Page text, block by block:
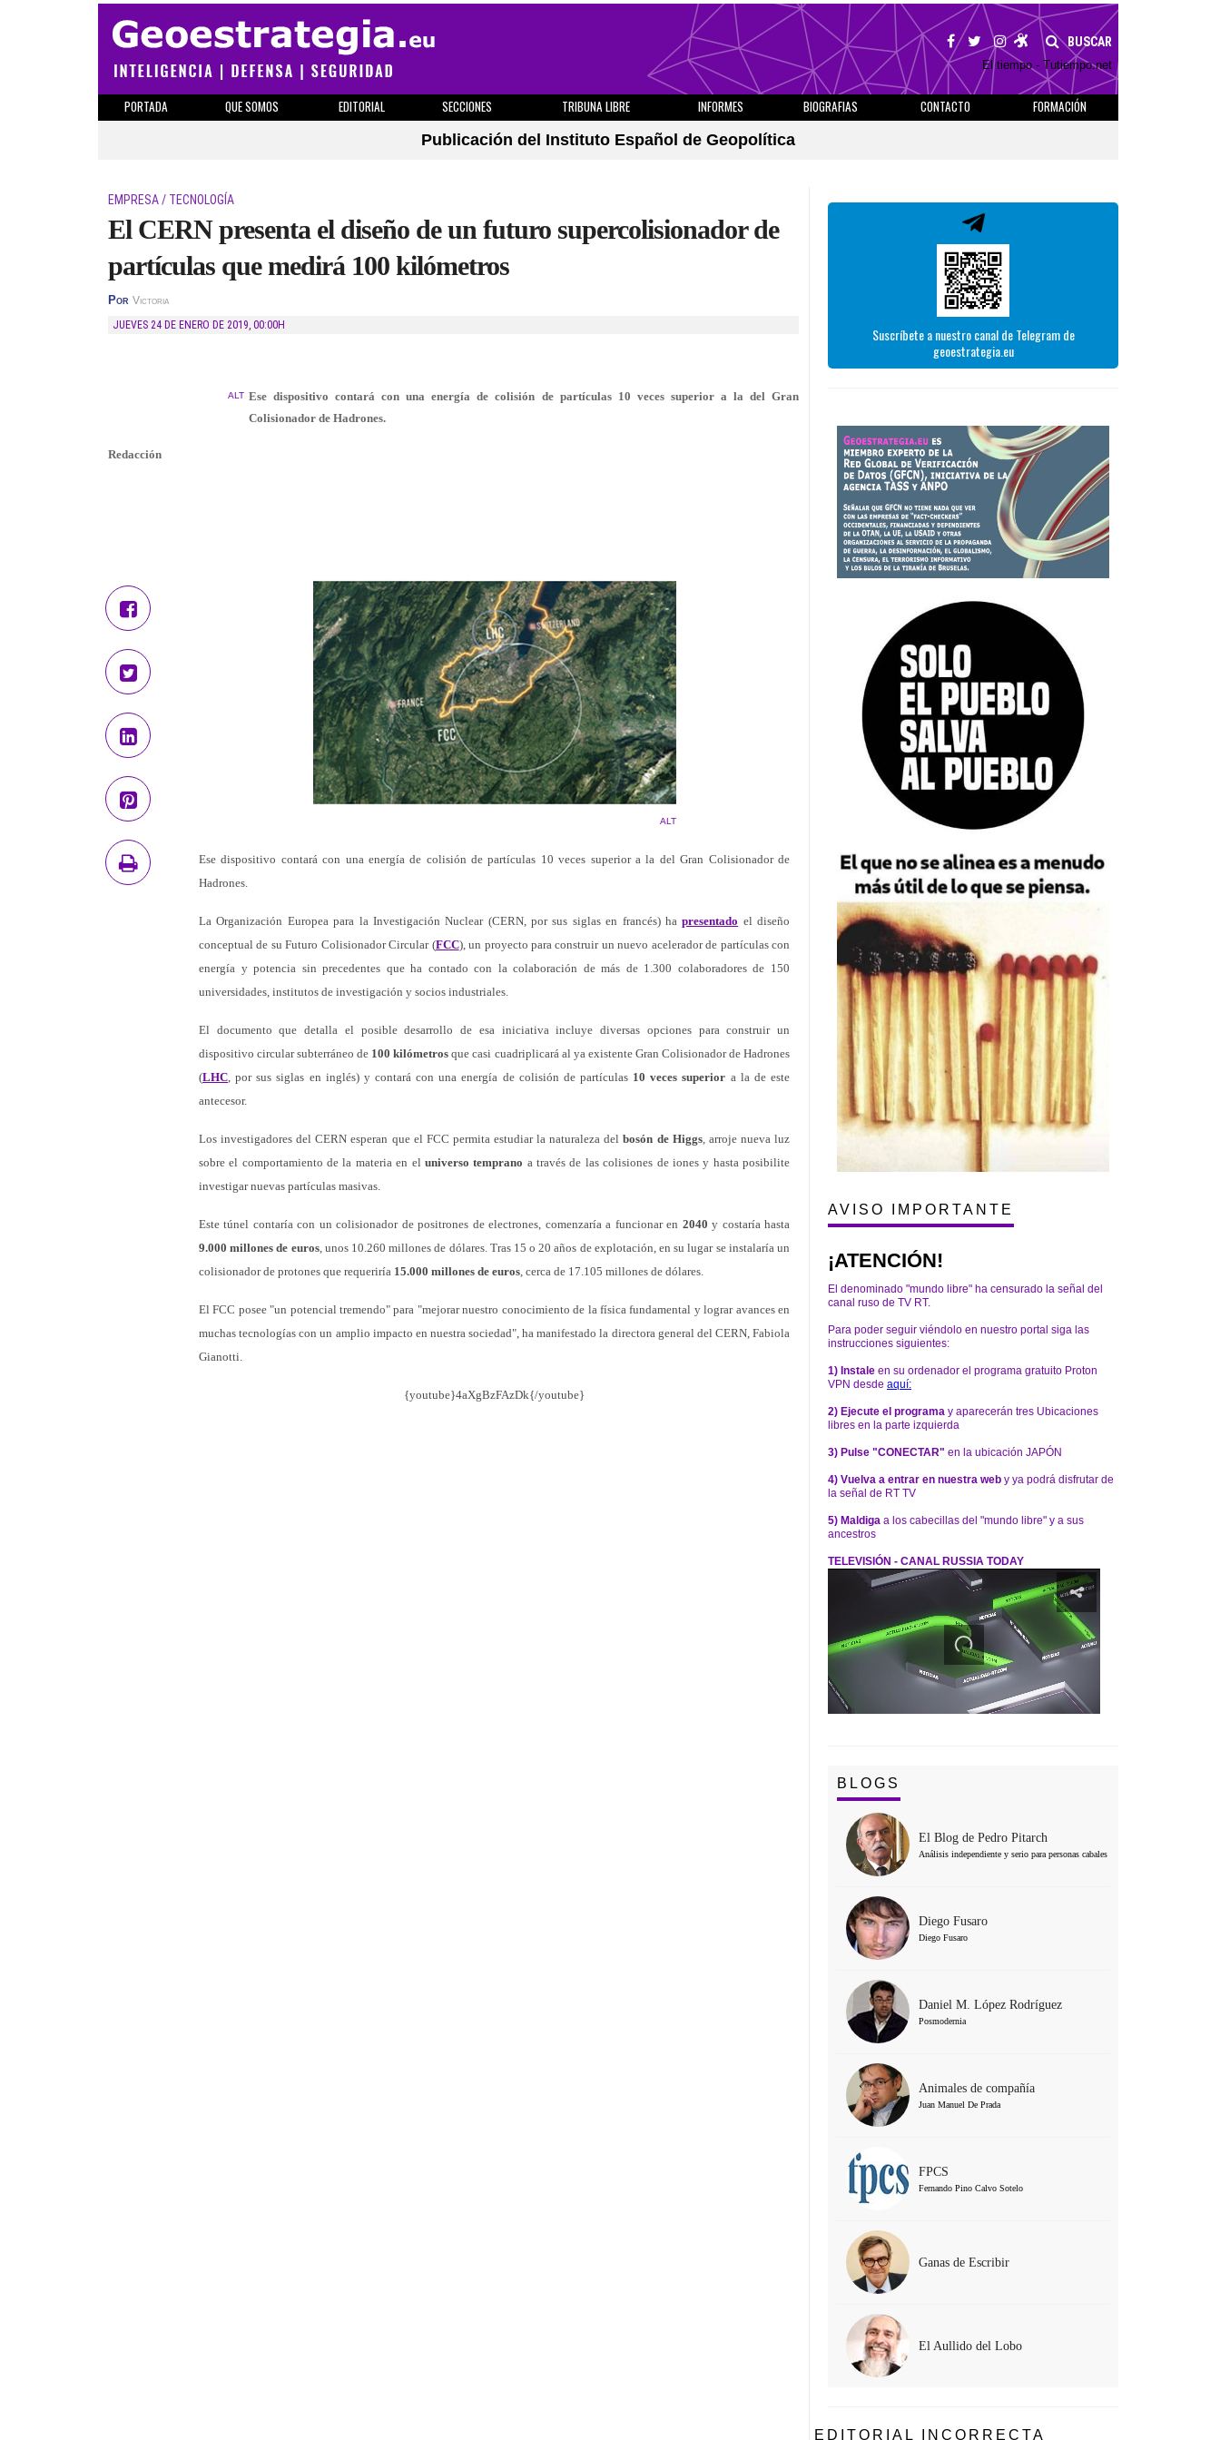
BUSCAR
El tiempo - Tutiempo.net
PORTADA QUE SOMOS EDITORIAL SECCIONES TRIBUNA LIBRE INFORMES BIOGRAFIAS CONTACTO
FORMACIÓN
Publicación del Instituto Español de Geopolítica
EMPRESA / TECNOLOGÍA
El CERN presenta el diseño de un futuro supercolisionador de
partículas que medirá 100 kilómetros
Por Victoria
JUEVES 24 DE ENERO DE 2019, 00:00H
ALT Ese dispositivo contará con una energía de colisión de partículas 10 veces superior a la del Gran
Colisionador de Hadrones.
Redacción
ALT
Ese dispositivo contará con una energía de colisión de partículas 10 veces superior a la del Gran Colisionador de
Hadrones.
La Organización Europea para la Investigación Nuclear (CERN, por sus siglas en francés) hapresentado el diseño
conceptual de su Futuro Colisionador Circular (FCC), un proyecto para construir un nuevo acelerador de partículas con
energía y potencia sin precedentes que ha contado con la colaboración de más de 1.300 colaboradores de 150
universidades, institutos de investigación y socios industriales.
El documento que detalla el posible desarrollo de esa iniciativa incluye diversas opciones para construir un
dispositivo circular subterráneo de 100 kilómetros que casi cuadriplicará al ya existente Gran Colisionador de Hadrones
(LHC, por sus siglas en inglés) y contará con una energía de colisión de partículas 10 veces superior a la de este
antecesor.
Los investigadores del CERN esperan que el FCC permita estudiar la naturaleza delbosón de Higgs, arroje nueva luz
sobre el comportamiento de la materia en el universo temprano a través de las colisiones de iones y hasta posibilite
investigar nuevas partículas masivas.
Este túnel contaría con un colisionador de positrones de electrones, comenzaría a funcionar en 2040 y costaría hasta
9.000 millones de euros, unos 10.260 millones de dólares. Tras 15 o 20 años de explotación, en su lugar se instalaría un
colisionador de protones que requeriría 15.000 millones de euros, cerca de 17.105 millones de dólares.
El FCC posee "un potencial tremendo" para "mejorar nuestro conocimiento de la física fundamental y lograr avances en
muchas tecnologías con un amplio impacto en nuestra sociedad", ha manifestado la directora general del CERN, Fabiola
Gianotti.
{youtube}4aXgBzFAzDk{/youtube}
Suscríbete a nuestro canal de Telegram de
geoestrategia.eu
AVISO IMPORTANTE
¡ATENCIÓN!
El denominado "mundo libre" ha censurado la señal del
canal ruso de TV RT.
Para poder seguir viéndolo en nuestro portal siga las
instrucciones siguientes:
1) Instale en su ordenador el programa gratuito Proton
VPN desde aquí:
2) Ejecute el programa y aparecerán tres Ubicaciones
libres en la parte izquierda
3) Pulse "CONECTAR" en la ubicación JAPÓN
4) Vuelva a entrar en nuestra web y ya podrá disfrutar de
la señal de RT TV
5) Maldiga a los cabecillas del "mundo libre" y a sus
ancestros
TELEVISIÓN - CANAL RUSSIA TODAY
BLOGS
El Blog de Pedro Pitarch
Análisis independiente y serio para personas cabales
Diego Fusaro
Diego Fusaro
Daniel M. López Rodríguez
Posmodernia
Animales de compañía
Juan Manuel De Prada
FPCS
Fernando Pino Calvo Sotelo
Ganas de Escribir
El Aullido del Lobo
EDITORIAL INCORRECTA